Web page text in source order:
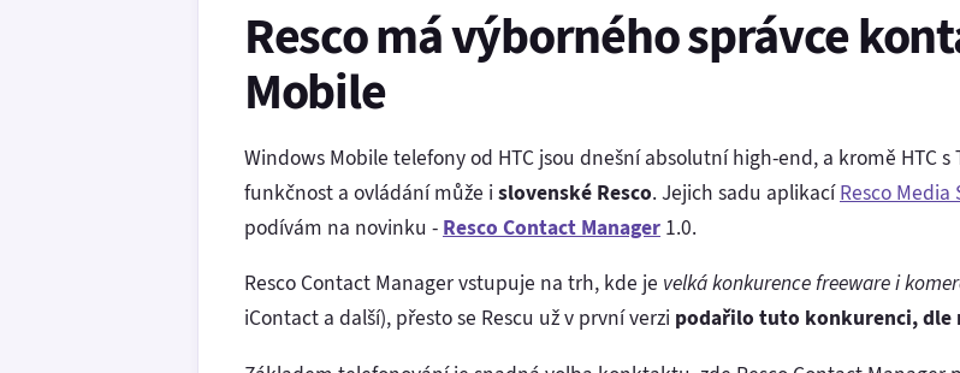
Resco má výborného správce
Mobile
Windows Mobile telefony od HTC jsou dnešní absolutní high-end, a kromě HTC
funkčnost a ovládání může i slovenské Resco. Jejich sadu aplikacíResco Media
podívám na novinku - Resco Contact Manager 1.0.
Resco Contact Manager vstupuje na trh, kde je velká konkurence freeware i
iContact a další), přesto se Rescu už v první verzi podařilo tuto konkurenci, dle